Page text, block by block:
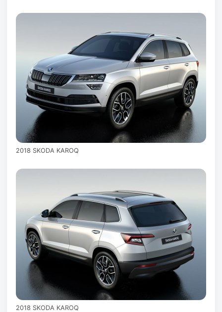
2018 SKODA KAROQ
2018 SKODA KAROQ